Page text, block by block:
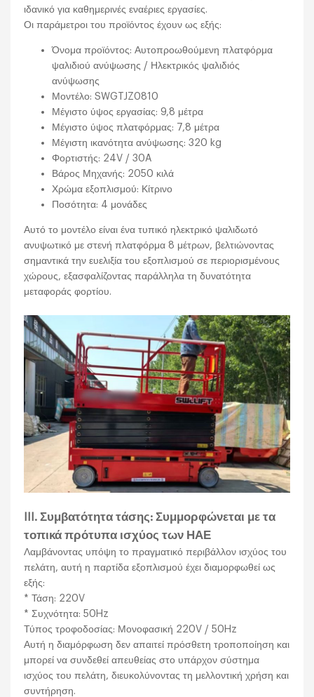
ιδανικό για καθημερινές εναέριες εργασίες.
Οι παράμετροι του προϊόντος έχουν ως εξής:
Όνομα προϊόντος: Αυτοπροωθούμενη πλατφόρμα
ψαλιδιού ανύψωσης / Ηλεκτρικός ψαλιδιός
ανύψωσης
Μοντέλο: SWGTJZ0810
Μέγιστο ύψος εργασίας: 9,8 μέτρα
Μέγιστο ύψος πλατφόρμας: 7,8 μέτρα
Μέγιστη ικανότητα ανύψωσης: 320 kg
Φορτιστής: 24V / 30A
Βάρος Μηχανής: 2050 κιλά
Χρώμα εξοπλισμού: Κίτρινο
Ποσότητα: 4 μονάδες
Αυτό το μοντέλο είναι ένα τυπικό ηλεκτρικό ψαλιδωτό
ανυψωτικό με στενή πλατφόρμα 8 μέτρων, βελτιώνοντας
σημαντικά την ευελιξία του εξοπλισμού σε περιορισμένους
χώρους, εξασφαλίζοντας παράλληλα τη δυνατότητα
μεταφοράς φορτίου.
III. Συμβατότητα τάσης: Συμμορφώνεται με τα
τοπικά πρότυπα ισχύος των ΗΑΕ
Λαμβάνοντας υπόψη το πραγματικό περιβάλλον ισχύος του
πελάτη, αυτή η παρτίδα εξοπλισμού έχει διαμορφωθεί ως
εξής:
* Τάση: 220V
* Συχνότητα: 50Hz
Τύπος τροφοδοσίας: Μονοφασική 220V / 50Hz
Αυτή η διαμόρφωση δεν απαιτεί πρόσθετη τροποποίηση και
μπορεί να συνδεθεί απευθείας στο υπάρχον σύστημα
ισχύος του πελάτη, διευκολύνοντας τη μελλοντική χρήση και
συντήρηση.